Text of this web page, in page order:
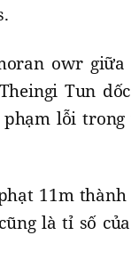
owr
Tun
lỗi trong
11m thành
là tỉ số